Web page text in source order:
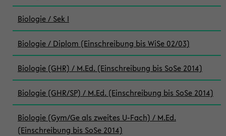
Biologie / Sek I
Biologie / Diplom (Einschreibung bis WiSe 02/03)
Biologie (GHR) / M.Ed. (Einschreibung bis SoSe 2014)
Biologie (GHR/SP) / M.Ed. (Einschreibung bis SoSe 2014)
Biologie (Gym/Ge als zweites U-Fach) / M.Ed.
(Einschreibung bis SoSe 2014)